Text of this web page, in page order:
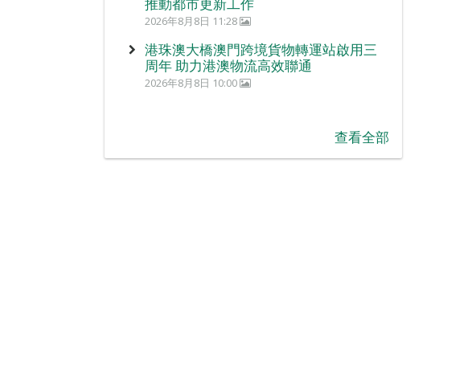
2026年8月8日 11:28
港珠澳大橋澳門跨境貨物轉運站啟用三
周年 助力港澳物流高效聯通
2026年8月8日 10:00
查看全部